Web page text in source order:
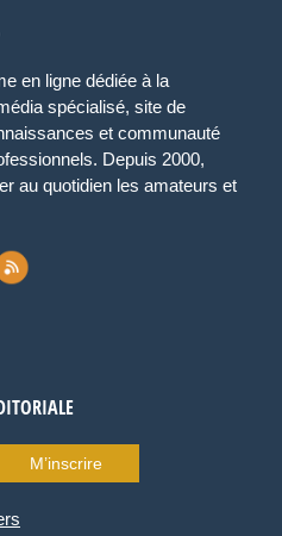
en ligne dédiée à la
spécialisé, site de
et communauté
Depuis 2000,
au quotidien les amateurs et
M’inscrire